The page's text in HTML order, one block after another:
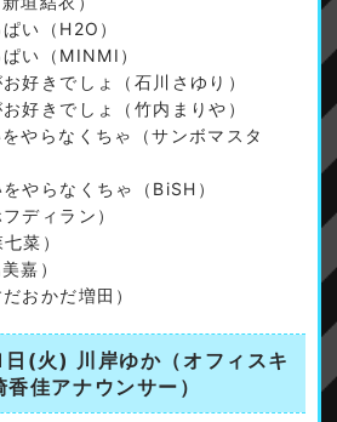
い（H2O）
い（MINMI）
好きでしょ（石川さゆり）
好きでしょ（竹内まりや）
やらなくちゃ（サンボマスタ
やらなくちゃ（BiSH）
ディラン）
菜）
嘉）
おかだ増田）
(火) 川岸ゆか（オフィスキ
佳アナウンサー）